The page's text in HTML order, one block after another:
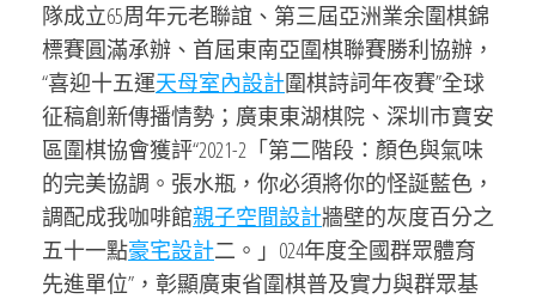
隊成立65周年元老聯誼、第三屆亞洲業余圍棋錦
標賽圓滿承辦、首屆東南亞圍棋聯賽勝利協辦，
“喜迎十五運天母室內設計圍棋詩詞年夜賽”全球
征稿創新傳播情勢；廣東東湖棋院、深圳市寶安
區圍棋協會獲評“2021-2「第二階段：顏色與氣味
的完美協調。張水瓶，你必須將你的怪誕藍色，
調配成我咖啡館親子空間設計牆壁的灰度百分之
五十一點豪宅設計二。」024年度全國群眾體育
先進單位”，彰顯廣東省圍棋普及實力與群眾基